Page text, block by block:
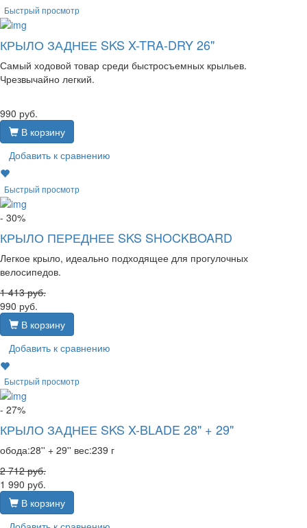
Быстрый просмотр
КРЫЛО ЗАДНЕЕ SKS X-TRA-DRY 26"
Самый ходовой товар среди быстросъемных крыльев.
Чрезвычайно легкий.
990 руб.
В корзину
Добавить к сравнению
Быстрый просмотр
- 30%
КРЫЛО ПЕРЕДНЕЕ SKS SHOCKBOARD
Легкое крыло, идеально подходящее для прогулочных
велосипедов.
1 413руб.
990 руб.
В корзину
Добавить к сравнению
Быстрый просмотр
- 27%
КРЫЛО ЗАДНЕЕ SKS X-BLADE 28" + 29"
обода:28'' + 29'' вес:239 г
2 712руб.
1 990 руб.
В корзину